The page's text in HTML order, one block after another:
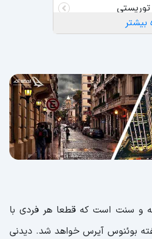
و سنت است که قطعا هر فردی با
بوئنوس آیرس خواهد شد. دیدنی